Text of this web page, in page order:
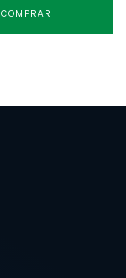
COMPRAR